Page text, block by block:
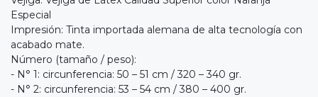
Especial
Impresión: Tinta importada alemana de alta tecnología con
acabado mate.
Número (tamaño / peso):
- N° 1: circunferencia: 50 – 51 cm / 320 – 340 gr.
- N° 2: circunferencia: 53 – 54 cm / 380 – 400 gr.